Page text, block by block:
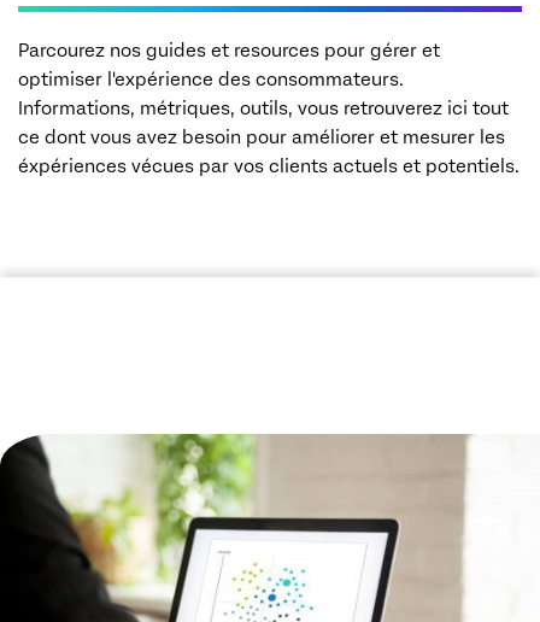
Parcourez nos guides et resources pour gérer et
optimiser l'expérience des consommateurs.
Informations, métriques, outils, vous retrouverez ici tout
ce dont vous avez besoin pour améliorer et mesurer les
éxpériences vécues par vos clients actuels et potentiels.